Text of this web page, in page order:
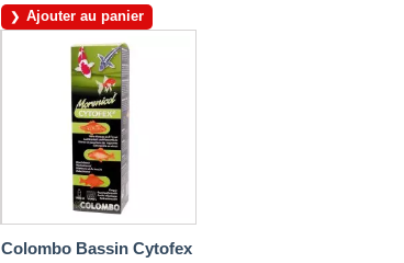
Ajouter au panier
Colombo Bassin Cytofex